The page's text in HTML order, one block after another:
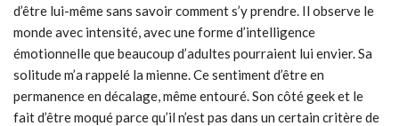
d’être lui-même sans savoir comment s’y prendre. Il observe le
monde avec intensité, avec une forme d’intelligence
émotionnelle que beaucoup d’adultes pourraient lui envier. Sa
solitude m’a rappelé la mienne. Ce sentiment d’être en
permanence en décalage, même entouré. Son côté geek et le
fait d’être moqué parce qu’il n’est pas dans un certain critère de